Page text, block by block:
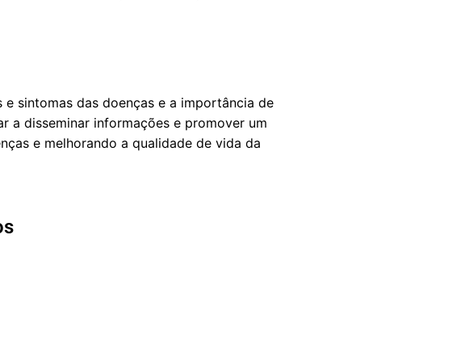
sintomas das doenças e a importância de
a disseminar informações e promover um
e melhorando a qualidade de vida da